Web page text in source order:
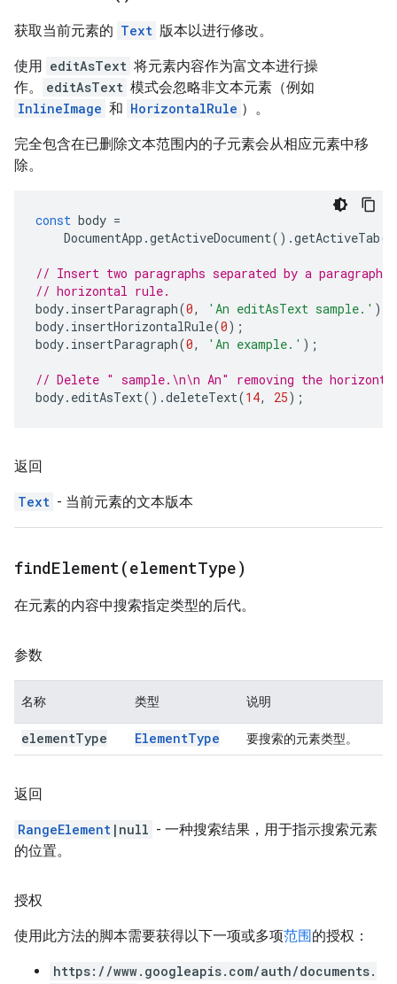
获取当前元素的 Text 版本以进行修改。
使用 editAsText 将元素内容作为富文本进行操
作。
editAsText 模式会忽略非文本元素（例如
InlineImage 和 HorizontalRule ）。
完全包含在已删除文本范围内的子元素会从相应元素中移
除。
const body =
DocumentApp .getActiveDocument().getActiveTab
// Insert two paragraphs separated by a paragraph
// horizontal rule.
body. insertParagraph(0, 'An editAsText sample.' );
body. insertHorizontalRule(0);
body. insertParagraph(0, 'An example.' );
// Delete " sample.\n\n An" removing the
body. editAsText().deleteText(14, 25);
返回
Text - 当前元素的文本版本
findElement(elementType)
在元素的内容中搜索指定类型的后代。
参数
名称 类型 说明
elementType ElementType 要搜索的元素类型。
返回
RangeElement |null - 一种搜索结果，用于指示搜索元素
的位置。
授权
使用此方法的脚本需要获得以下一项或多项范围的授权：
https://www.googleapis.com/auth/documents.